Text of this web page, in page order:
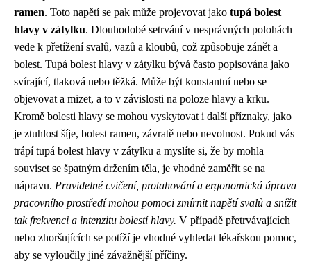
ramen. Toto napětí se pak může projevovat jako tupá bolest
hlavy v zátylku. Dlouhodobé setrvání v nesprávných polohách
vede k přetížení svalů, vazů a kloubů, což způsobuje zánět a
bolest. Tupá bolest hlavy v zátylku bývá často popisována jako
svírající, tlaková nebo těžká. Může být konstantní nebo se
objevovat a mizet, a to v závislosti na poloze hlavy a krku.
Kromě bolesti hlavy se mohou vyskytovat i další příznaky, jako
je ztuhlost šíje, bolest ramen, závratě nebo nevolnost. Pokud vás
trápí tupá bolest hlavy v zátylku a myslíte si, že by mohla
souviset se špatným držením těla, je vhodné zaměřit se na
nápravu. Pravidelné cvičení, protahování a ergonomická úprava
pracovního prostředí mohou pomoci zmírnit napětí svalů a snížit
tak frekvenci a intenzitu bolestí hlavy. V případě přetrvávajících
nebo zhoršujících se potíží je vhodné vyhledat lékařskou pomoc,
aby se vyloučily jiné závažnější příčiny.